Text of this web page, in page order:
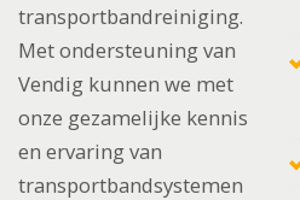
transportbandreiniging.
Met ondersteuning van
Vendig kunnen we met
onze gezamelijke kennis
en ervaring van
transportbandsystemen